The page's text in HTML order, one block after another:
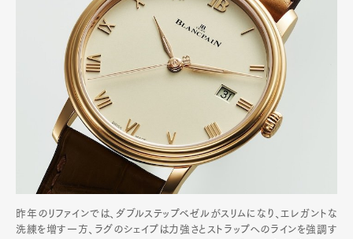
昨年のリファインでは、ダブルステップベゼルがスリムになり、エレガントな
洗練を増す一方、ラグのシェイプは力強さとストラップへのラインを強調す